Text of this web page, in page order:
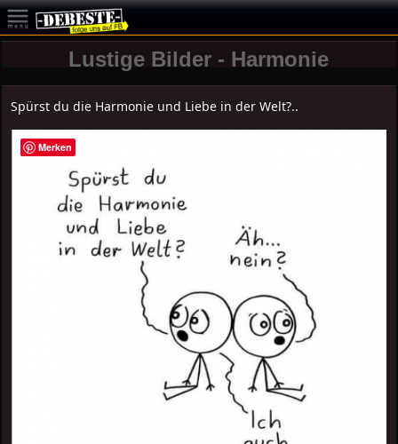
Lustige Bilder - Harmonie
Spürst du die Harmonie und Liebe in der Welt?..
Merken